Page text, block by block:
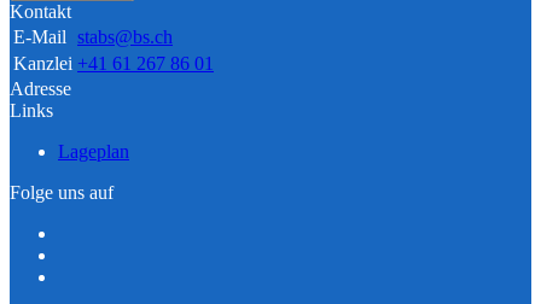
Kontakt
E-Mail stabs@bs.ch
Kanzlei +41 61 267 86 01
Adresse
Links
Lageplan
Folge uns auf